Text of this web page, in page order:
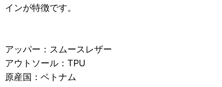
インが特徴です。
アッパー：スムースレザー
アウトソール：TPU
原産国：ベトナム